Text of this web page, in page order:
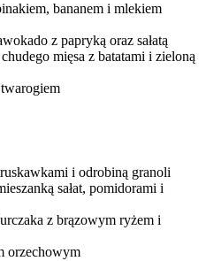
bananem i mlekiem
z papryką oraz sałatą
mięsa z batatami i zieloną
i odrobiną granoli
sałat, pomidorami i
z brązowym ryżem i
orzechowym